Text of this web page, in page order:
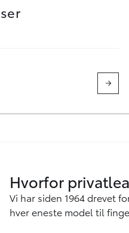
Hvorfor
Vi har siden 1964 drevet
hver eneste model til